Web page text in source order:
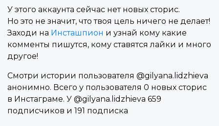
У этого аккаунта сейчас нет новых сторис.
Но это не значит, что твоя цель ничего не делает!
Заходи на Инсташпион и узнай кому какие
комменты пишутся, кому ставятся лайки и много
другое!
Смотри истории пользователя @gilyana.lidzhieva
анонимно. Всего у пользователя 0 новых сторис
в Инстаграме. У @gilyana.lidzhieva 659
подписчиков и 191 подписка